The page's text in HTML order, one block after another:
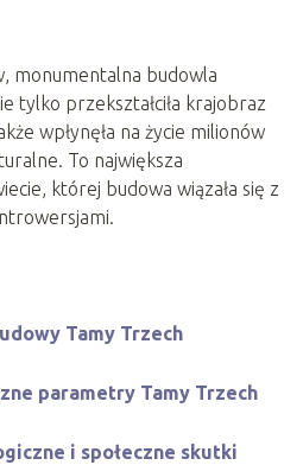
monumentalna budowla
tylko przekształciła krajobraz
wpłynęła na życie milionów
To największa
której budowa wiązała się z
Tamy Trzech
parametry Tamy Trzech
i społeczne skutki